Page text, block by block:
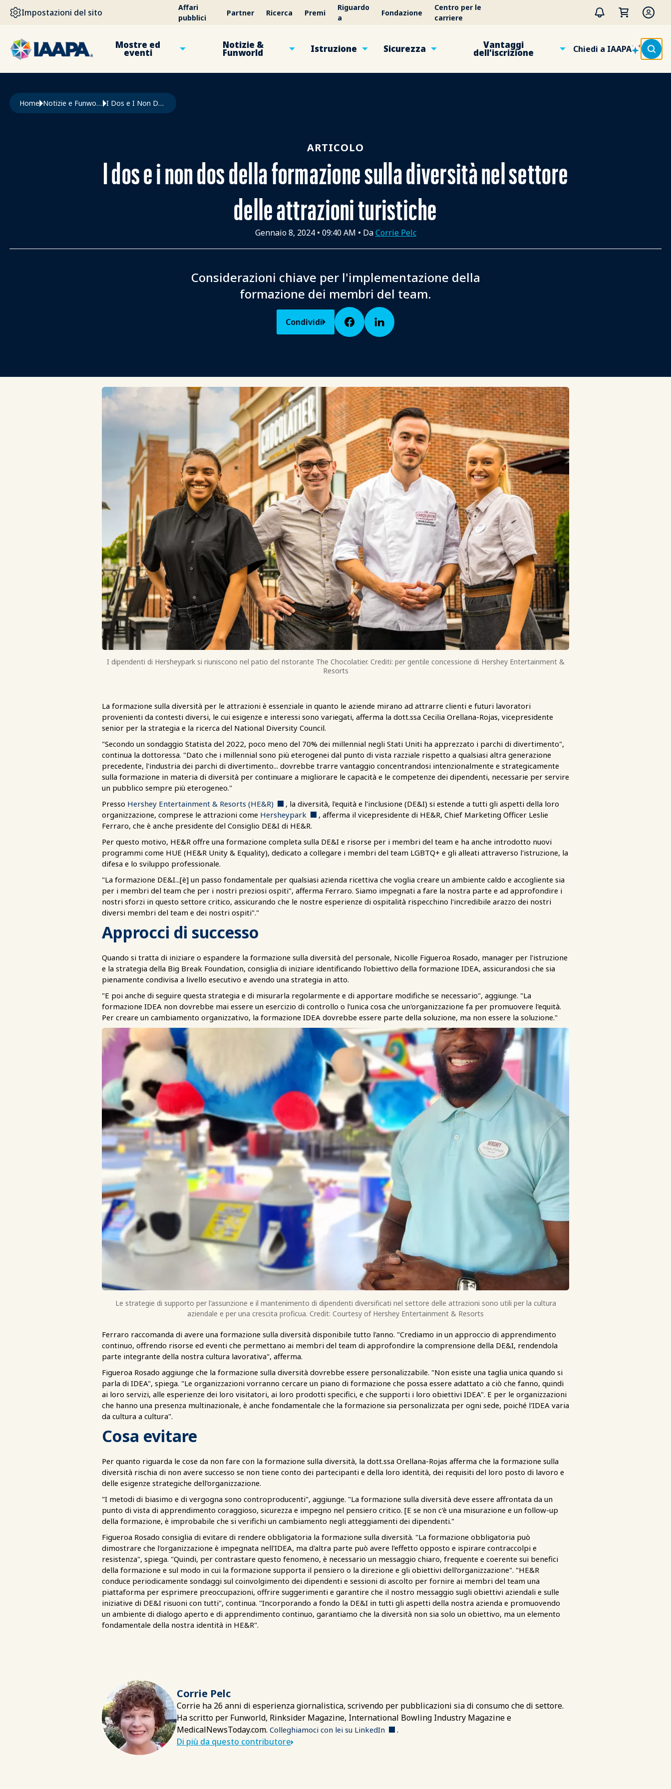
SALTA AL CONTENUTO PRINCIPALE
Impostazioni del sito
Affari
pubblici
Partner Ricerca Premi
Riguardo
a
Fondazione
Centro per le
carriere
Mostre ed
eventi
Notizie &
Funworld Istruzione Sicurezza Vantaggi
dell'iscrizione Chiedi a IAAPA
Briciole di pane
Home Notizie e Funworld I Dos e I Non Dos Della Formazione Sulla Diversità Nel Settore Delle Attrazioni Turistiche
ARTICOLO
I dos e i non dos della formazione sulla diversità nel settore
delle attrazioni turistiche
Gennaio 8, 2024• 09:40 AM • DaCorrie Pelc
Considerazioni chiave per l'implementazione della
formazione dei membri del team.
Condividi
I dipendenti di Hersheypark si riuniscono nel patio del ristorante The Chocolatier. Crediti: per gentile concessione di Hershey Entertainment &
Resorts
La formazione sulla diversità per le attrazioni è essenziale in quanto le aziende mirano ad attrarre clienti e futuri lavoratori
provenienti da contesti diversi, le cui esigenze e interessi sono variegati, afferma la dott.ssa Cecilia Orellana-Rojas, vicepresidente
senior per la strategia e la ricerca del National Diversity Council.
"Secondo un sondaggio Statista del 2022, poco meno del 70% dei millennial negli Stati Uniti ha apprezzato i parchi di divertimento",
continua la dottoressa. "Dato che i millennial sono più eterogenei dal punto di vista razziale rispetto a qualsiasi altra generazione
precedente, l'industria dei parchi di divertimento... dovrebbe trarre vantaggio concentrandosi intenzionalmente e strategicamente
sulla formazione in materia di diversità per continuare a migliorare le capacità e le competenze dei dipendenti, necessarie per servire
un pubblico sempre più eterogeneo."
Presso Hershey Entertainment & Resorts (HE&R)
, la diversità, l'equità e l'inclusione (DE&I) si estende a tutti gli aspetti della loro
organizzazione, comprese le attrazioni come Hersheypark
, afferma il vicepresidente di HE&R, Chief Marketing Officer Leslie
Ferraro, che è anche presidente del Consiglio DE&I di HE&R.
Per questo motivo, HE&R offre una formazione completa sulla DE&I e risorse per i membri del team e ha anche introdotto nuovi
programmi come HUE (HE&R Unity & Equality), dedicato a collegare i membri del team LGBTQ+ e gli alleati attraverso l'istruzione, la
difesa e lo sviluppo professionale.
"La formazione DE&I...[è] un passo fondamentale per qualsiasi azienda ricettiva che voglia creare un ambiente caldo e accogliente sia
per i membri del team che per i nostri preziosi ospiti", afferma Ferraro. Siamo impegnati a fare la nostra parte e ad approfondire i
nostri sforzi in questo settore critico, assicurando che le nostre esperienze di ospitalità rispecchino l'incredibile arazzo dei nostri
diversi membri del team e dei nostri ospiti"."
Approcci di successo
Quando si tratta di iniziare o espandere la formazione sulla diversità del personale, Nicolle Figueroa Rosado, manager per l'istruzione
e la strategia della Big Break Foundation, consiglia di iniziare identificando l'obiettivo della formazione IDEA, assicurandosi che sia
pienamente condivisa a livello esecutivo e avendo una strategia in atto.
"E poi anche di seguire questa strategia e di misurarla regolarmente e di apportare modifiche se necessario", aggiunge. "La
formazione IDEA non dovrebbe mai essere un esercizio di controllo o l'unica cosa che un'organizzazione fa per promuovere l'equità.
Per creare un cambiamento organizzativo, la formazione IDEA dovrebbe essere parte della soluzione, ma non essere la soluzione."
Le strategie di supporto per l'assunzione e il mantenimento di dipendenti diversificati nel settore delle attrazioni sono utili per la cultura
aziendale e per una crescita proficua. Credit: Courtesy of Hershey Entertainment & Resorts
Ferraro raccomanda di avere una formazione sulla diversità disponibile tutto l'anno. "Crediamo in un approccio di apprendimento
continuo, offrendo risorse ed eventi che permettano ai membri del team di approfondire la comprensione della DE&I, rendendola
parte integrante della nostra cultura lavorativa", afferma.
Figueroa Rosado aggiunge che la formazione sulla diversità dovrebbe essere personalizzabile. "Non esiste una taglia unica quando si
parla di IDEA", spiega. "Le organizzazioni vorranno cercare un piano di formazione che possa essere adattato a ciò che fanno, quindi
ai loro servizi, alle esperienze dei loro visitatori, ai loro prodotti specifici, e che supporti i loro obiettivi IDEA". E per le organizzazioni
che hanno una presenza multinazionale, è anche fondamentale che la formazione sia personalizzata per ogni sede, poiché l'IDEA varia
da cultura a cultura".
Cosa evitare
Per quanto riguarda le cose da non fare con la formazione sulla diversità, la dott.ssa Orellana-Rojas afferma che la formazione sulla
diversità rischia di non avere successo se non tiene conto dei partecipanti e della loro identità, dei requisiti del loro posto di lavoro e
delle esigenze strategiche dell'organizzazione.
"I metodi di biasimo e di vergogna sono controproducenti", aggiunge. "La formazione sulla diversità deve essere affrontata da un
punto di vista di apprendimento coraggioso, sicurezza e impegno nel pensiero critico. [E se non c'è una misurazione e un follow-up
della formazione, è improbabile che si verifichi un cambiamento negli atteggiamenti dei dipendenti."
Figueroa Rosado consiglia di evitare di rendere obbligatoria la formazione sulla diversità. "La formazione obbligatoria può
dimostrare che l'organizzazione è impegnata nell'IDEA, ma d'altra parte può avere l'effetto opposto e ispirare contraccolpi e
resistenza", spiega. "Quindi, per contrastare questo fenomeno, è necessario un messaggio chiaro, frequente e coerente sui benefici
della formazione e sul modo in cui la formazione supporta il pensiero o la direzione e gli obiettivi dell'organizzazione". "HE&R
conduce periodicamente sondaggi sul coinvolgimento dei dipendenti e sessioni di ascolto per fornire ai membri del team una
piattaforma per esprimere preoccupazioni, offrire suggerimenti e garantire che il nostro messaggio sugli obiettivi aziendali e sulle
iniziative di DE&I risuoni con tutti", continua. "Incorporando a fondo la DE&I in tutti gli aspetti della nostra azienda e promuovendo
un ambiente di dialogo aperto e di apprendimento continuo, garantiamo che la diversità non sia solo un obiettivo, ma un elemento
fondamentale della nostra identità in HE&R".
Corrie Pelc
Corrie ha 26 anni di esperienza giornalistica, scrivendo per pubblicazioni sia di consumo che di settore.
Ha scritto per Funworld, Rinksider Magazine, International Bowling Industry Magazine e
MedicalNewsToday.com. Colleghiamoci con lei su LinkedIn
.
Di più da questo contributore